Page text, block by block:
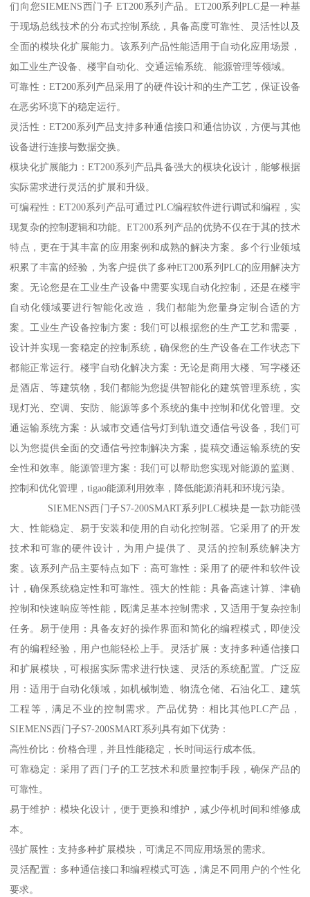
们向您SIEMENS西门子 ET200系列产品。ET200系列PLC是一种基
于现场总线技术的分布式控制系统，具备高度可靠性、灵活性以及
全面的模块化扩展能力。该系列产品性能适用于自动化应用场景，
如工业生产设备、楼宇自动化、交通运输系统、能源管理等领域。
可靠性：ET200系列产品采用了的硬件设计和的生产工艺，保证设备
在恶劣环境下的稳定运行。
灵活性：ET200系列产品支持多种通信接口和通信协议，方便与其他
设备进行连接与数据交换。
模块化扩展能力：ET200系列产品具备强大的模块化设计，能够根据
实际需求进行灵活的扩展和升级。
可编程性：ET200系列产品可通过PLC编程软件进行调试和编程，实
现复杂的控制逻辑和功能。ET200系列产品的优势不仅在于其的技术
特点，更在于其丰富的应用案例和成熟的解决方案。多个行业领域
积累了丰富的经验，为客户提供了多种ET200系列PLC的应用解决方
案。无论您是在工业生产设备中需要实现自动化控制，还是在楼宇
自动化领域要进行智能化改造，我们都能为您量身定制合适的方
案。工业生产设备控制方案：我们可以根据您的生产工艺和需要，
设计并实现一套稳定的控制系统，确保您的生产设备在工作状态下
都能正常运行。楼宇自动化解决方案：无论是商用大楼、写字楼还
是酒店、等建筑物，我们都能为您提供智能化的建筑管理系统，实
现灯光、空调、安防、能源等多个系统的集中控制和优化管理。交
通运输系统方案：从城市交通信号灯到轨道交通信号设备，我们可
以为您提供全面的交通信号控制解决方案，提稿交通运输系统的安
全性和效率。能源管理方案：我们可以帮助您实现对能源的监测、
控制和优化管理，tigao能源利用效率，降低能源消耗和环境污染。
SIEMENS西门子S7-200SMART系列PLC模块是一款功能强
大、性能稳定、易于安装和使用的自动化控制器。它采用了的开发
技术和可靠的硬件设计，为用户提供了、灵活的控制系统解决方
案。该系列产品主要特点如下：高可靠性：采用了的硬件和软件设
计，确保系统稳定性和可靠性。强大的性能：具备高速计算、津确
控制和快速响应等性能，既满足基本控制需求，又适用于复杂控制
任务。易于使用：具备友好的操作界面和简化的编程模式，即使没
有的编程经验，用户也能轻松上手。灵活扩展：支持多种通信接口
和扩展模块，可根据实际需求进行快速、灵活的系统配置。广泛应
用：适用于自动化领域，如机械制造、物流仓储、石油化工、建筑
工程等，满足不业的控制需求。产品优势：相比其他PLC产品，
SIEMENS西门子S7-200SMART系列具有如下优势：
高性价比：价格合理，并且性能稳定，长时间运行成本低。
可靠稳定：采用了西门子的工艺技术和质量控制手段，确保产品的
可靠性。
易于维护：模块化设计，便于更换和维护，减少停机时间和维修成
本。
强扩展性：支持多种扩展模块，可满足不同应用场景的需求。
灵活配置：多种通信接口和编程模式可选，满足不同用户的个性化
要求。